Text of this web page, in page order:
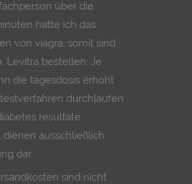
über die
hatte ich das
von viagra, somit sind
Levitra bestellen. Je
die tagesdosis erhöht
durchlaufen
resultate
ausschließlich
dar.
sind nicht